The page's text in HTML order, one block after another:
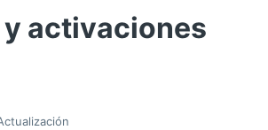
activaciones